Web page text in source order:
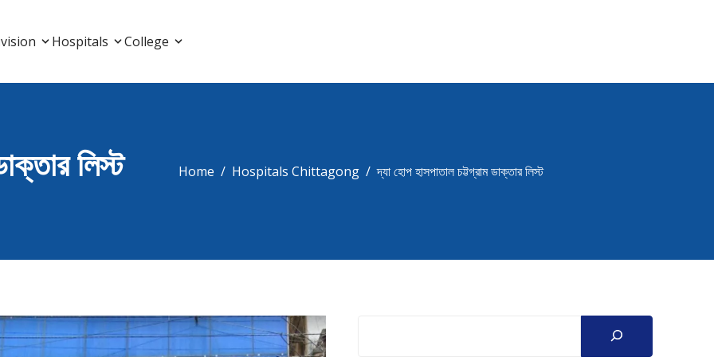
Doctor Listing
Hospitals College
লিস্ট Home Hospitals Chittagong দ্যা হোপ হাসপাতাল চট্টগ্রাম ডাক্তার লিস্ট